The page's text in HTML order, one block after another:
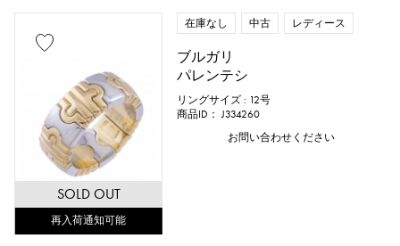
SOLD OUT
再入荷通知可能
在庫なし 中古 レディース
ブルガリ
パレンテシ
リングサイズ : 12号
商品ID： J334260
お問い合わせください